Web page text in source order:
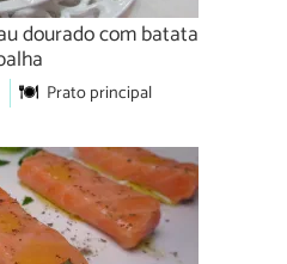
dourado com batata
Prato principal